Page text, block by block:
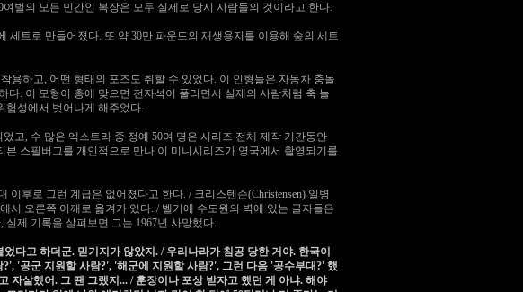
벌의 모든 민간인 복장은 모두 실제로 당시 사람들의 것이라고 한다.
세트로 만들어졌다. 또 약 30만 파운드의 재생용지를 이용해 숲의 세트
용하고, 어떤 형태의 포즈도 취할 수 있었다. 이 인형들은 자동차 충돌
. 이 모형이 총에 맞으면 전자석이 풀리면서 실제의 사람처럼 축 늘
험성에서 벗어나게 해주었다.
고, 수 많은 엑스트라 중 정예 50여 명은 시리즈 전체 제작 기간동안
스필버그를 개인적으로 만나 이 미니시리즈가 영국에서 촬영되기를
이후로 그런 계급은 없어졌다고 한다. / 크리스텐슨(Christensen) 일병
서 오른쪽 어깨로 옮겨가 있다. / 벨기에 수도원의 벽에 있는 글자들은
제 기록을 살펴보면 그는 1967년 사망했다.
다고 하더군. 믿기지가 않았지. / 우리나라가 침공 당한 거야. 한국이
'공군 지원할 사람?', '해군에 지원할 사람?', 그런 다음 '공수부대?' 했
자살했어. 그 땐 그랬지... / 훈장이나 포상 받자고 했던 게 아냐. 해야